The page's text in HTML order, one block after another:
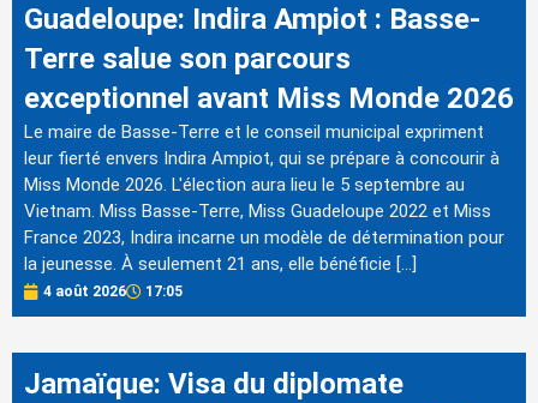
Guadeloupe: Indira Ampiot : Basse-
Terre salue son parcours
exceptionnel avant Miss Monde 2026
Le maire de Basse-Terre et le conseil municipal expriment
leur fierté envers Indira Ampiot, qui se prépare à concourir à
Miss Monde 2026. L'élection aura lieu le 5 septembre au
Vietnam. Miss Basse-Terre, Miss Guadeloupe 2022 et Miss
France 2023, Indira incarne un modèle de détermination pour
la jeunesse. À seulement 21 ans, elle bénéficie […]
4 août 2026 17:05
Jamaïque: Visa du diplomate